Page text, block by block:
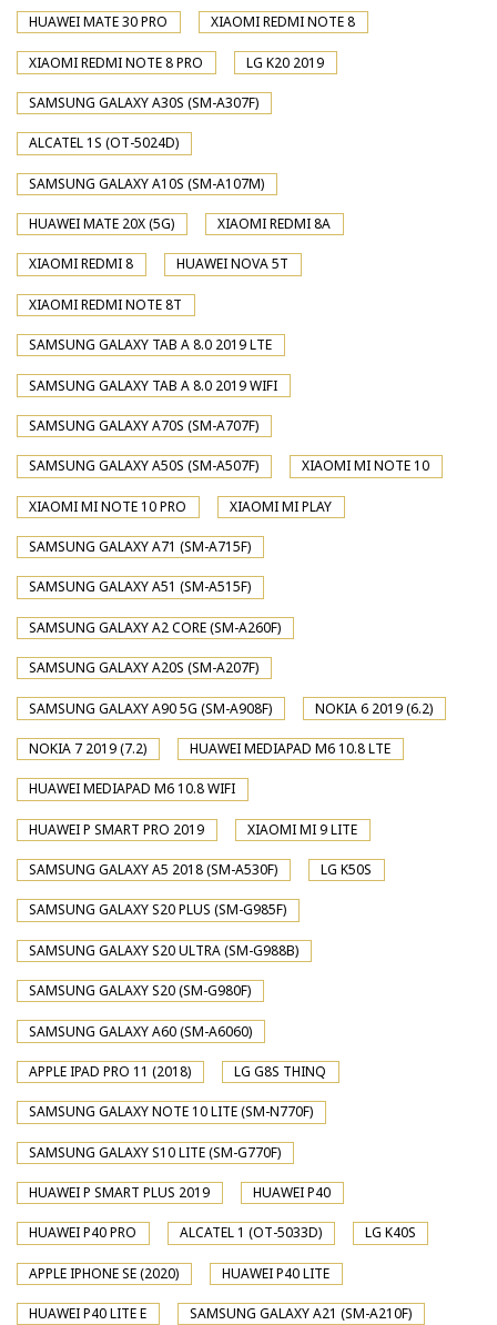
HUAWEI MATE 30 PRO XIAOMI REDMI NOTE 8
XIAOMI REDMI NOTE 8 PRO LG K20 2019
SAMSUNG GALAXY A30S (SM-A307F)
ALCATEL 1S (OT-5024D)
SAMSUNG GALAXY A10S (SM-A107M)
HUAWEI MATE 20X (5G) XIAOMI REDMI 8A
XIAOMI REDMI 8 HUAWEI NOVA 5T
XIAOMI REDMI NOTE 8T
SAMSUNG GALAXY TAB A 8.0 2019 LTE
SAMSUNG GALAXY TAB A 8.0 2019 WIFI
SAMSUNG GALAXY A70S (SM-A707F)
SAMSUNG GALAXY A50S (SM-A507F) XIAOMI MI NOTE 10
XIAOMI MI NOTE 10 PRO XIAOMI MI PLAY
SAMSUNG GALAXY A71 (SM-A715F)
SAMSUNG GALAXY A51 (SM-A515F)
SAMSUNG GALAXY A2 CORE (SM-A260F)
SAMSUNG GALAXY A20S (SM-A207F)
SAMSUNG GALAXY A90 5G (SM-A908F) NOKIA 6 2019 (6.2)
NOKIA 7 2019 (7.2) HUAWEI MEDIAPAD M6 10.8 LTE
HUAWEI MEDIAPAD M6 10.8 WIFI
HUAWEI P SMART PRO 2019 XIAOMI MI 9 LITE
SAMSUNG GALAXY A5 2018 (SM-A530F) LG K50S
SAMSUNG GALAXY S20 PLUS (SM-G985F)
SAMSUNG GALAXY S20 ULTRA (SM-G988B)
SAMSUNG GALAXY S20 (SM-G980F)
SAMSUNG GALAXY A60 (SM-A6060)
APPLE IPAD PRO 11 (2018) LG G8S THINQ
SAMSUNG GALAXY NOTE 10 LITE (SM-N770F)
SAMSUNG GALAXY S10 LITE (SM-G770F)
HUAWEI P SMART PLUS 2019 HUAWEI P40
HUAWEI P40 PRO ALCATEL 1 (OT-5033D) LG K40S
APPLE IPHONE SE (2020) HUAWEI P40 LITE
HUAWEI P40 LITE E SAMSUNG GALAXY A21 (SM-A210F)